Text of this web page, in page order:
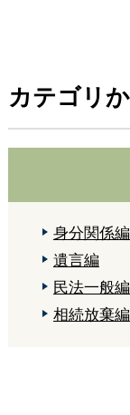
カテゴリ
身分関係編
遺言編
民法一般編
相続放棄編